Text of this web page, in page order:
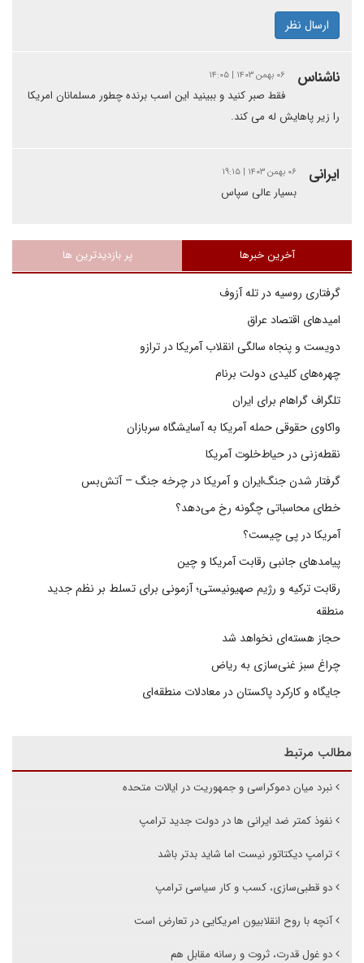
ارسال نظر
ناشناس ۰۶ بهمن ۱۴۰۳ | ۱۴:۰۵
فقط صبر کنید و ببینید این اسب برنده چطور مسلمانان امریکا
را زیر پاهایش له می کند.
ایرانی ۰۶ بهمن ۱۴۰۳ | ۱۹:۱۵
بسیار عالی سپاس
آخرین خبرها پر بازدیدترین ها
گرفتاری روسیه در تله آزوف
امیدهای اقتصاد عراق
دویست و پنجاه سالگی انقلاب آمریکا در ترازو
چهره‌های کلیدی دولت برنام
تلگراف گراهام برای ایران
واکاوی حقوقی حمله آمریکا به آسایشگاه سربازان
نقطه‌زنی در حیاط‌خلوت آمریکا
گرفتار شدن جنگ‌ایران و آمریکا در چرخه جنگ – آتش‌بس
خطای محاسباتی چگونه رخ می‌دهد؟
آمریکا در پی چیست؟
پیامدهای جانبی رقابت آمریکا و چین
رقابت ترکیه و رژیم صهیونیستی؛ آزمونی برای تسلط بر نظم جدید
منطقه
حجاز هسته‌ای نخواهد شد
چراغ سبز غنی‌سازی به ریاض
جایگاه و کارکرد پاکستان در معادلات منطقه‌ای
مطالب مرتبط
نبرد میان دموکراسی و جمهوریت در ایالات متحده
نفوذ کمتر ضد ایرانی ها در دولت جدید ترامپ
ترامپ دیکتاتور نیست اما شاید بدتر باشد
دو قطبی‌سازی، کسب و کار سیاسی ترامپ
آنچه با روح انقلابیون امریکایی در تعارض است
دو غول قدرت، ثروت و رسانه مقابل هم